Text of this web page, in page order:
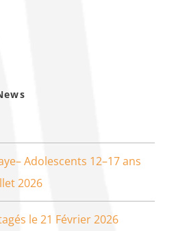
Adolescents 12–17 ans
2026
le 21 Février 2026